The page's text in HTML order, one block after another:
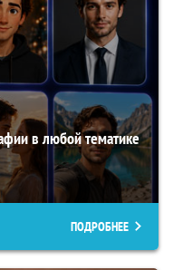
в любой тематике
ПОДРОБНЕЕ